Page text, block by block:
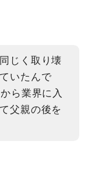
じく取り壊
いたんで
ら業界に入
父親の後を